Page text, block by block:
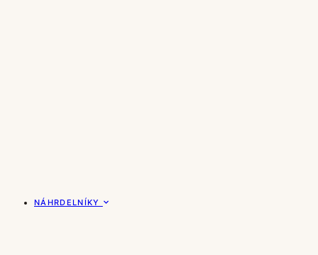
NÁHRDELNÍKY